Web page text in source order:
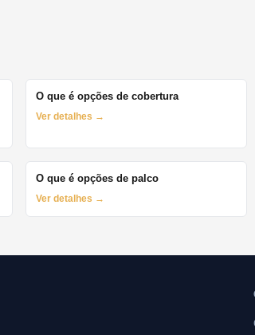
O que é opções de cobertura
Ver detalhes →
O que é opções de palco
Ver detalhes →